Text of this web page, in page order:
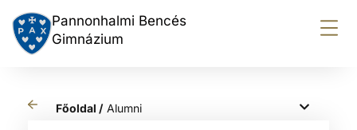
Pannonhalmi Bencés
Gimnázium
Főoldal / Alumni